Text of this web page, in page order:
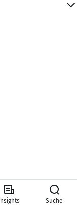
Insights Suche